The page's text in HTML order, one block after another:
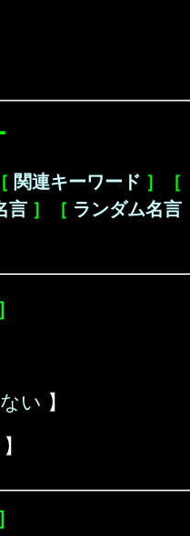
関連キーワード ］［
言 ］［ ランダム名言
い 】
】